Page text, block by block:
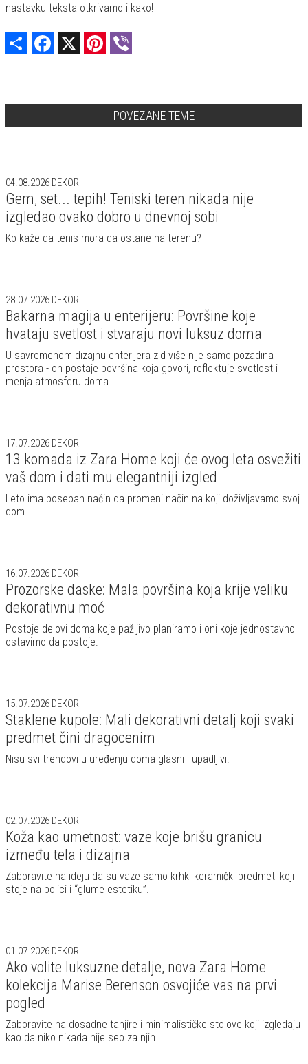
nastavku teksta otkrivamo i kako!
Share Facebook Pinterest
POVEZANE TEME
04.08.2026 DEKOR
Gem, set... tepih! Teniski teren nikada nije
izgledao ovako dobro u dnevnoj sobi
Ko kaže da tenis mora da ostane na terenu?
28.07.2026 DEKOR
Bakarna magija u enterijeru: Površine koje
hvataju svetlost i stvaraju novi luksuz doma
U savremenom dizajnu enterijera zid više nije samo pozadina
prostora - on postaje površina koja govori, reflektuje svetlost i
menja atmosferu doma.
17.07.2026 DEKOR
13 komada iz Zara Home koji će ovog leta osvežiti
vaš dom i dati mu elegantniji izgled
Leto ima poseban način da promeni način na koji doživljavamo svoj
dom.
16.07.2026 DEKOR
Prozorske daske: Mala površina koja krije veliku
dekorativnu moć
Postoje delovi doma koje pažljivo planiramo i oni koje jednostavno
ostavimo da postoje.
15.07.2026 DEKOR
Staklene kupole: Mali dekorativni detalj koji svaki
predmet čini dragocenim
Nisu svi trendovi u uređenju doma glasni i upadljivi.
02.07.2026 DEKOR
Koža kao umetnost: vaze koje brišu granicu
između tela i dizajna
Zaboravite na ideju da su vaze samo krhki keramički predmeti koji
stoje na polici i “glume estetiku”.
01.07.2026 DEKOR
Ako volite luksuzne detalje, nova Zara Home
kolekcija Marise Berenson osvojiće vas na prvi
pogled
Zaboravite na dosadne tanjire i minimalističke stolove koji izgledaju
kao da niko nikada nije seo za njih.